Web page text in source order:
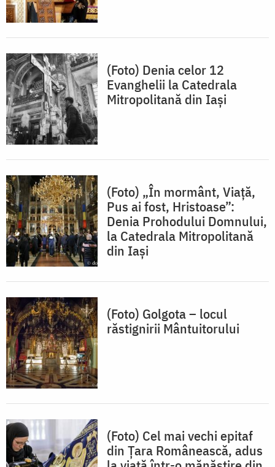
(Foto) Denia celor 12
Evanghelii la Catedrala
Mitropolitană din Iași
(Foto) „În mormânt, Viaţă,
Pus ai fost, Hristoase”:
Denia Prohodului Domnului,
la Catedrala Mitropolitană
din Iași
(Foto) Golgota – locul
răstignirii Mântuitorului
(Foto) Cel mai vechi epitaf
din Țara Românească, adus